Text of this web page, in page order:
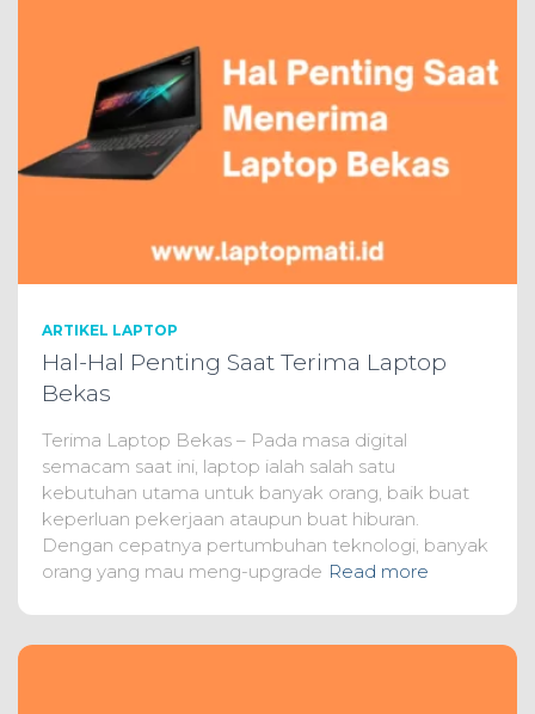
ARTIKEL LAPTOP
Hal-Hal Penting Saat Terima Laptop
Bekas
Terima Laptop Bekas – Pada masa digital
semacam saat ini, laptop ialah salah satu
kebutuhan utama untuk banyak orang, baik buat
keperluan pekerjaan ataupun buat hiburan.
Dengan cepatnya pertumbuhan teknologi, banyak
orang yang mau meng-upgrade Read more